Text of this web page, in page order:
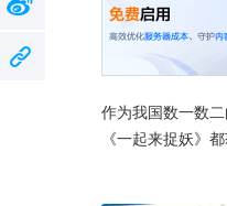
作为我国数一数
《一起来捉妖》